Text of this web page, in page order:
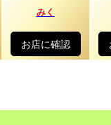
みく
お店に確認